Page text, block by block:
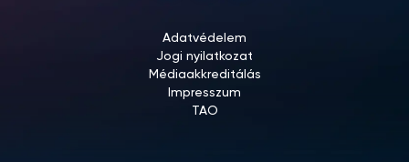
Adatvédelem
Jogi nyilatkozat
Médiaakkreditálás
Impresszum
TAO